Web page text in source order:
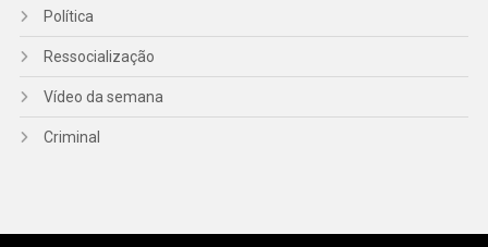
Política
Ressocialização
Vídeo da semana
Criminal